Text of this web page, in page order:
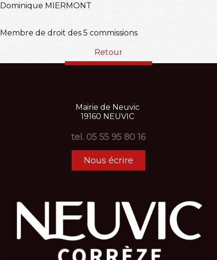
Dominique MIERMONT
Membre de droit des 5 commissions
Retour
Mairie de Neuvic
19160 NEUVIC
tel. 05 55 95 80 16
Nous écrire